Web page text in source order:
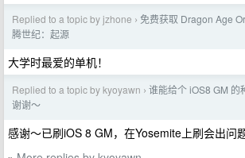
Replied to a topic by jzhone › 免费获取 Dragon Age
腾世纪：起源
大学时最爱的单机！
Replied to a topic by kyoyawn › 谁能给个 iOS8 GM 的
谢谢～
感谢～已刷iOS 8 GM，在Yosemite上刷会出问